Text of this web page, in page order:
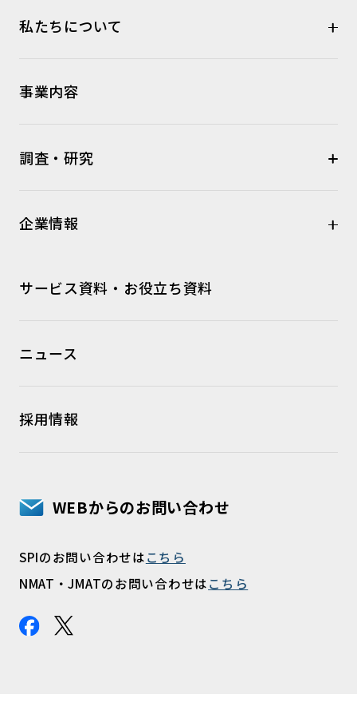
私たちについて
事業内容
調査・研究
企業情報
サービス資料・お役立ち資料
ニュース
採用情報
WEBからのお問い合わせ
SPIのお問い合わせはこちら
NMAT・JMATのお問い合わせはこちら